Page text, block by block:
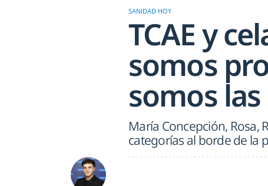
SANIDAD HOY
TCAE y
somos
somos
María Concepción, Rosa,
categorías al borde de la